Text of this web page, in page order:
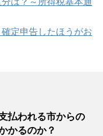
定申告したほうがお
払われる市からの
かるのか？